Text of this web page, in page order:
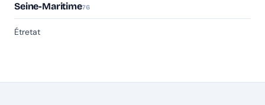
Seine-Maritime76
Étretat